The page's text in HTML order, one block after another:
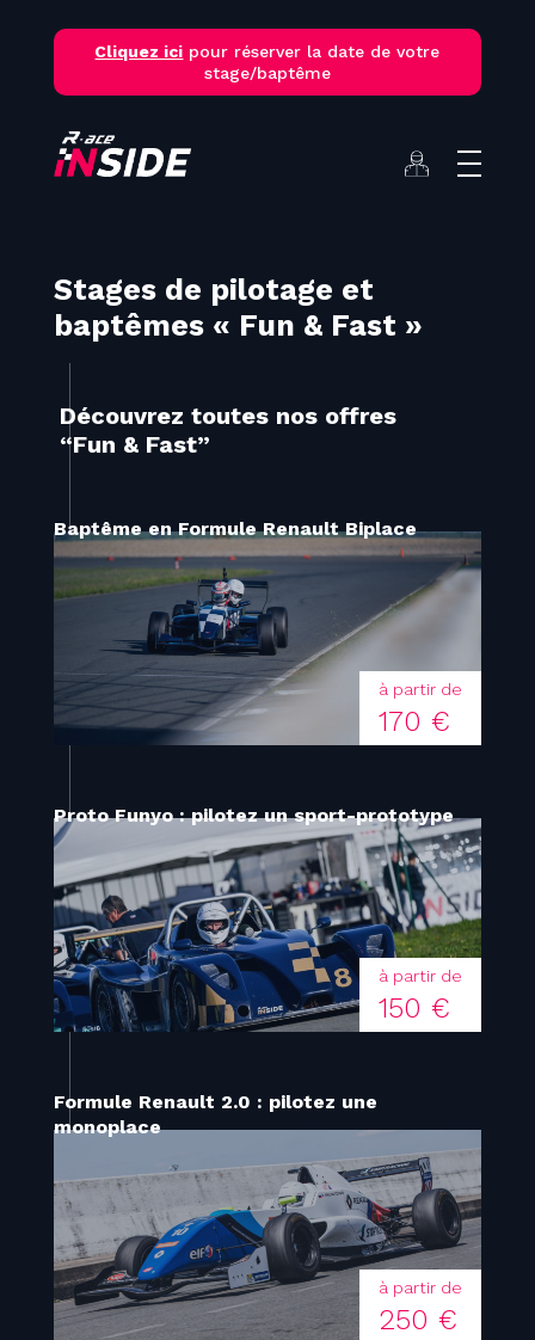
Cliquez ici pour réserver la date de votre
stage/baptême
Stages de pilotage et
baptêmes « Fun & Fast »
Découvrez toutes nos offres
“Fun & Fast”
Baptême en Formule Renault Biplace
à partir de
170 €
Proto Funyo : pilotez un sport-prototype
à partir de
150 €
Formule Renault 2.0 : pilotez une
monoplace
à partir de
250 €